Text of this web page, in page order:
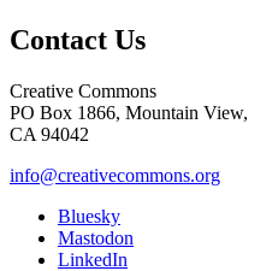
Contact Us
Creative Commons
PO Box 1866, Mountain View,
CA 94042
info@creativecommons.org
Bluesky
Mastodon
LinkedIn